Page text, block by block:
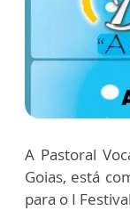
A Pastoral
Goias, está
para o I